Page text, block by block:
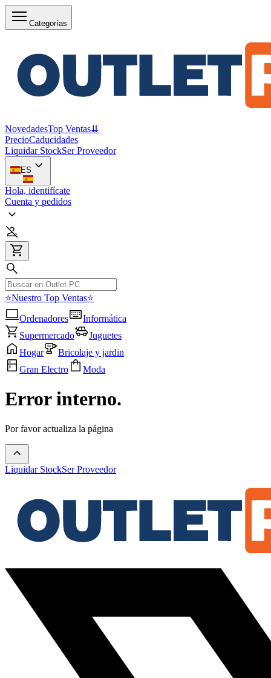
Categorías
NovedadesTop Ventas⇊
PrecioCaducidades
Liquidar StockSer Proveedor
ES
Hola, identifícate
Cuenta y pedidos
⭐Nuestro Top Ventas⭐
Ordenadores
Informática
Supermercado
Juguetes
Hogar
Bricolaje y jardin
Gran Electro
Moda
Error interno.
Por favor actualiza la página
Liquidar StockSer Proveedor